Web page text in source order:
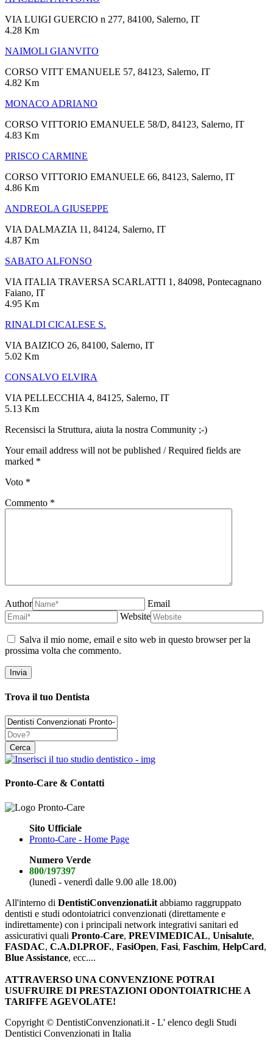
VIA LUIGI GUERCIO n 277, 84100, Salerno, IT
4.28 Km
NAIMOLI GIANVITO
CORSO VITT EMANUELE 57, 84123, Salerno, IT
4.82 Km
MONACO ADRIANO
CORSO VITTORIO EMANUELE 58/D, 84123, Salerno, IT
4.83 Km
PRISCO CARMINE
CORSO VITTORIO EMANUELE 66, 84123, Salerno, IT
4.86 Km
ANDREOLA GIUSEPPE
VIA DALMAZIA 11, 84124, Salerno, IT
4.87 Km
SABATO ALFONSO
VIA ITALIA TRAVERSA SCARLATTI 1, 84098, Pontecagnano
Faiano, IT
4.95 Km
RINALDI CICALESE S.
VIA BAIZICO 26, 84100, Salerno, IT
5.02 Km
CONSALVO ELVIRA
VIA PELLECCHIA 4, 84125, Salerno, IT
5.13 Km
Recensisci la Struttura, aiuta la nostra Community ;-)
Your email address will not be published / Required fields are
marked *
Voto *
Commento *
Author
Email
Website
Salva il mio nome, email e sito web in questo browser per la
prossima volta che commento.
Trova il tuo Dentista
Pronto-Care & Contatti
Sito Ufficiale
Pronto-Care - Home Page
Numero Verde
800/197397
(lunedì - venerdì dalle 9.00 alle 18.00)
All'interno di DentistiConvenzionati.it abbiamo raggruppato
dentisti e studi odontoiatrici convenzionati (direttamente e
indirettamente) con i principali network integrativi sanitari ed
assicurativi quali Pronto-Care, PREVIMEDICAL, Unisalute,
FASDAC, C.A.DI.PROF., FasiOpen, Fasi, Faschim, HelpCard,
Blue Assistance, ecc....
ATTRAVERSO UNA CONVENZIONE POTRAI
USUFRUIRE DI PRESTAZIONI ODONTOIATRICHE A
TARIFFE AGEVOLATE!
Copyright © DentistiConvenzionati.it - L' elenco degli Studi
Dentistici Convenzionati in Italia